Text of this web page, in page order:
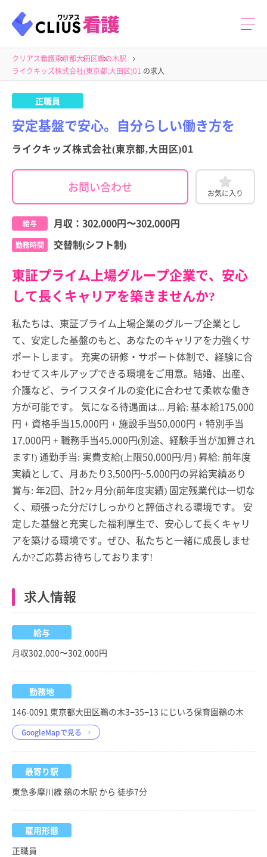
クリアス看護東京都大田区鵜の木駅
ライクキッズ株式会社(東京都,大田区)01 の求人
正職員
安定基盤で安心。自分らしい働き方を
ライクキッズ株式会社(東京都,大田区)01
お問い合わせ お気に入り
給与 月収： 302,000円〜302,000円
勤務時間 交替制(シフト制)
東証プライム上場グループ企業で、安心
して長くキャリアを築きませんか?
私たちは、東証プライム上場企業のグループ企業とし
て、安定した基盤のもと、あなたのキャリアを力強くサ
ポートします。 充実の研修・サポート体制で、経験に合
わせてスキルアップできる環境をご用意。結婚、出産、
介護など、ライフスタイルの変化に合わせて柔軟な働き
方が可能です。 気になる待遇面は... 月給: 基本給175,000
円 + 資格手当15,000円 + 施設手当50,000円 + 特別手当
17,000円 + 職務手当45,000円(別途、経験手当が加算され
ます!) 通勤手当: 実費支給(上限50,000円/月) 昇給: 前年度
実績として、月あたり3,500円~5,000円の昇給実績あり
賞与: 年2回、計2ヶ月分(前年度実績) 固定残業代は一切な
く、頑張った分だけしっかりと評価される環境です。 安
定した基盤と充実した福利厚生で、安心して長くキャリ
アを築ける環境です。ぜひ、私たちと一緒に成長しませ
んか?ご応募お待ちしております!
求人情報
給与
月収302,000〜302,000円
勤務地
146-0091 東京都大田区鵜の木3−35−13 にじいろ保育園鵜の木
GoogleMapで見る
最寄り駅
東急多摩川線 鵜の木駅 から 徒歩7分
雇用形態
正職員